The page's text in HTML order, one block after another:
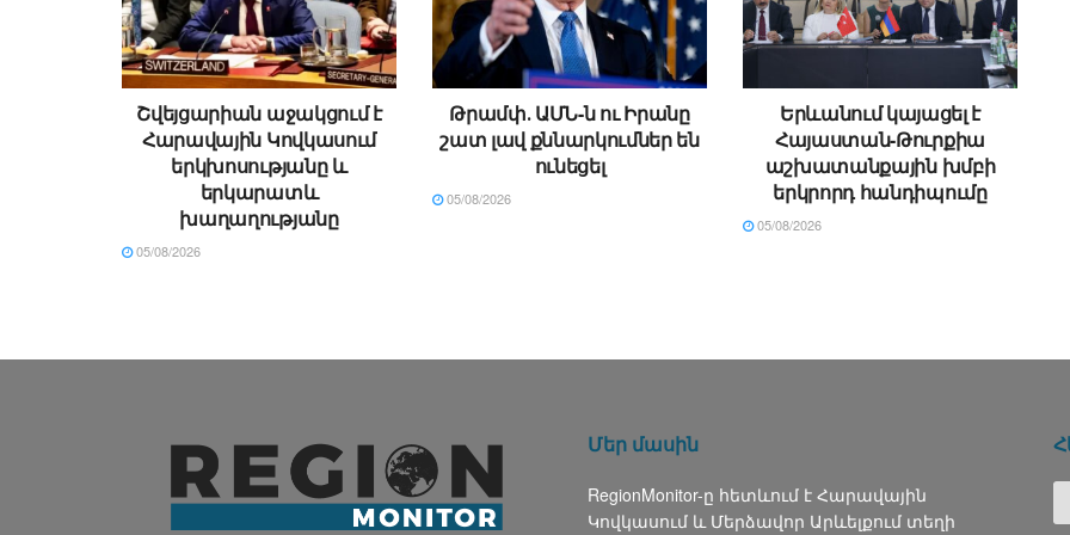
Շվեյցարիան աջակցում է
Հարավային Կովկասում
երկխոսությանը և
երկարատև
խաղաղությանը
05/08/2026
Թրամփ․ ԱՄՆ-ն ու Իրանը
շատ լավ քննարկումներ են
ունեցել
05/08/2026
Երևանում կայացել է
Հայաստան-Թուրքիա
աշխատանքային խմբի
երկրորդ հանդիպումը
05/08/2026
Մեր մասին
RegionMonitor-ը հետևում է Հարավային
Կովկասում և Մերձավոր Արևելքում տեղի